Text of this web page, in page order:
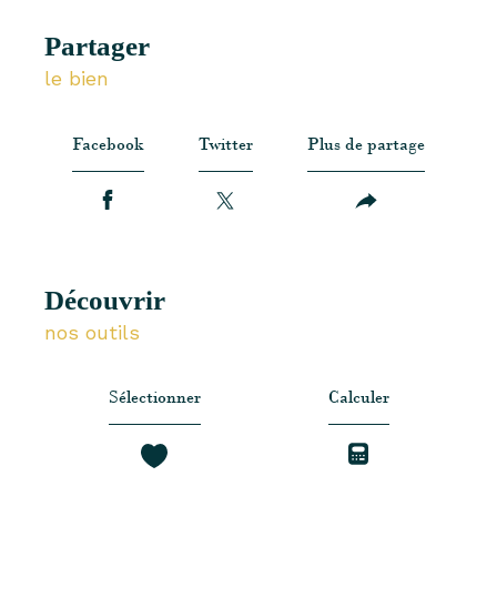
partager
le bien
Facebook Twitter Plus de partage
découvrir
nos outils
Sélectionner Calculer